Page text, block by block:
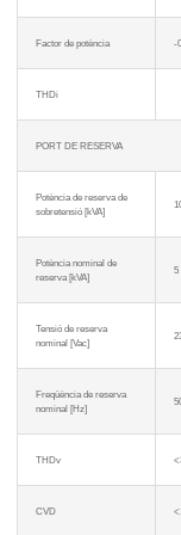
Factor de potència -
THDi
PORT DE RESERVA
Potència de reserva de
sobretensió [kVA]
Potència nominal de
reserva [kVA]
5
Tensió de reserva
nominal [Vac]
Freqüència de reserva
nominal [Hz]
THDv
CVD